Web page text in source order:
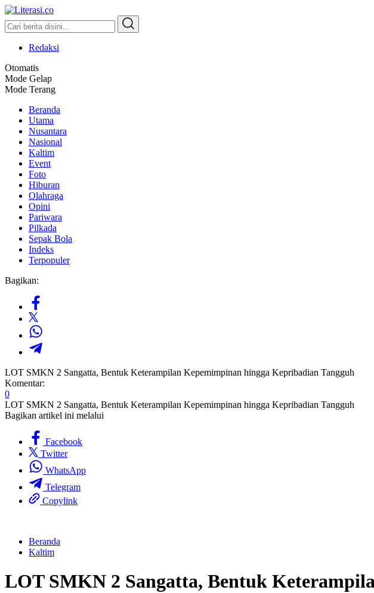
Literasi.co
Pilar Informasi
Redaksi
Otomatis
Mode Gelap
Mode Terang
Beranda
Utama
Nusantara
Nasional
Kaltim
Event
Foto
Hiburan
Olahraga
Opini
Pariwara
Pilkada
Sepak Bola
Indeks
Terpopuler
Bagikan:
LOT SMKN 2 Sangatta, Bentuk Keterampilan Kepemimpinan hingga Kepribadian Tangguh
Komentar:
0
LOT SMKN 2 Sangatta, Bentuk Keterampilan Kepemimpinan hingga Kepribadian Tangguh
Bagikan artikel ini melalui
Facebook
Twitter
WhatsApp
Telegram
Copylink
Beranda
Kaltim
LOT SMKN 2 Sangatta, Bentuk